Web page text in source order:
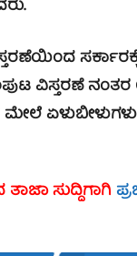
ವಿಸ್ತರಣೆ
ಸುದ್ದಿಗಾಗಿ